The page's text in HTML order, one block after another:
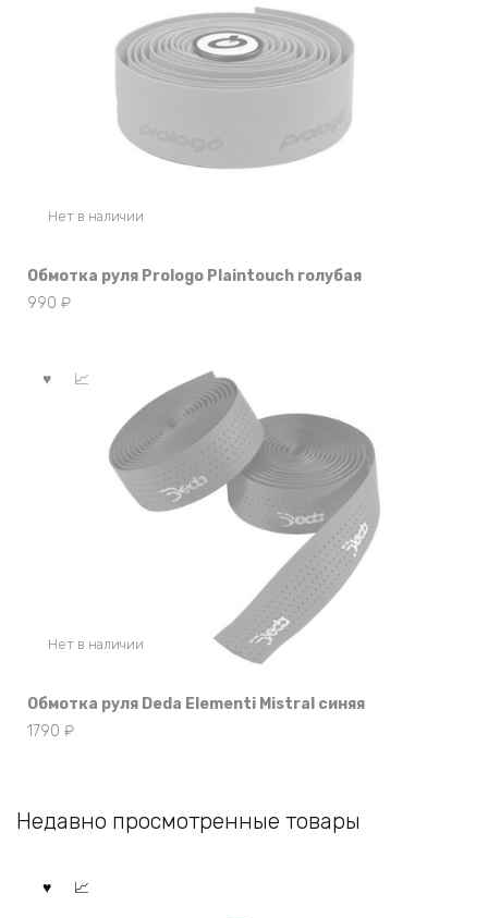
Нет в наличии
Обмотка руля Prologo Plaintouch голубая
990 ₽
Нет в наличии
Обмотка руля Deda Elementi Mistral синяя
1790 ₽
Недавно просмотренные товары